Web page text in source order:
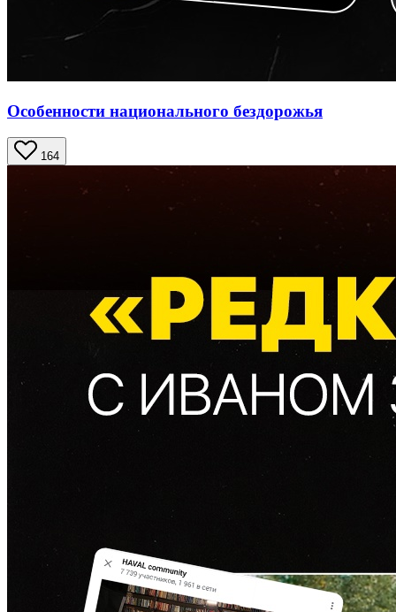
Особенности национального бездорожья
164